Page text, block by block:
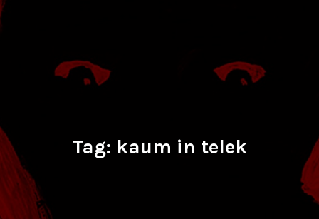
Tag: kaum in telek